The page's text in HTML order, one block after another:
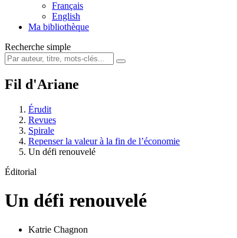
Français
English
Ma bibliothèque
Recherche simple
Fil d'Ariane
Érudit
Revues
Spirale
Repenser la valeur à la fin de l’économie
Un défi renouvelé
Éditorial
Un défi renouvelé
Katrie Chagnon